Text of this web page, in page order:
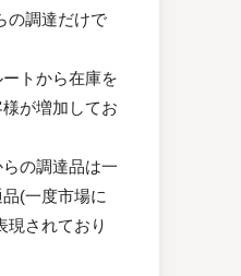
の調達だけで
トから在庫を
が増加してお
の調達品は一
(一度市場に
現されており